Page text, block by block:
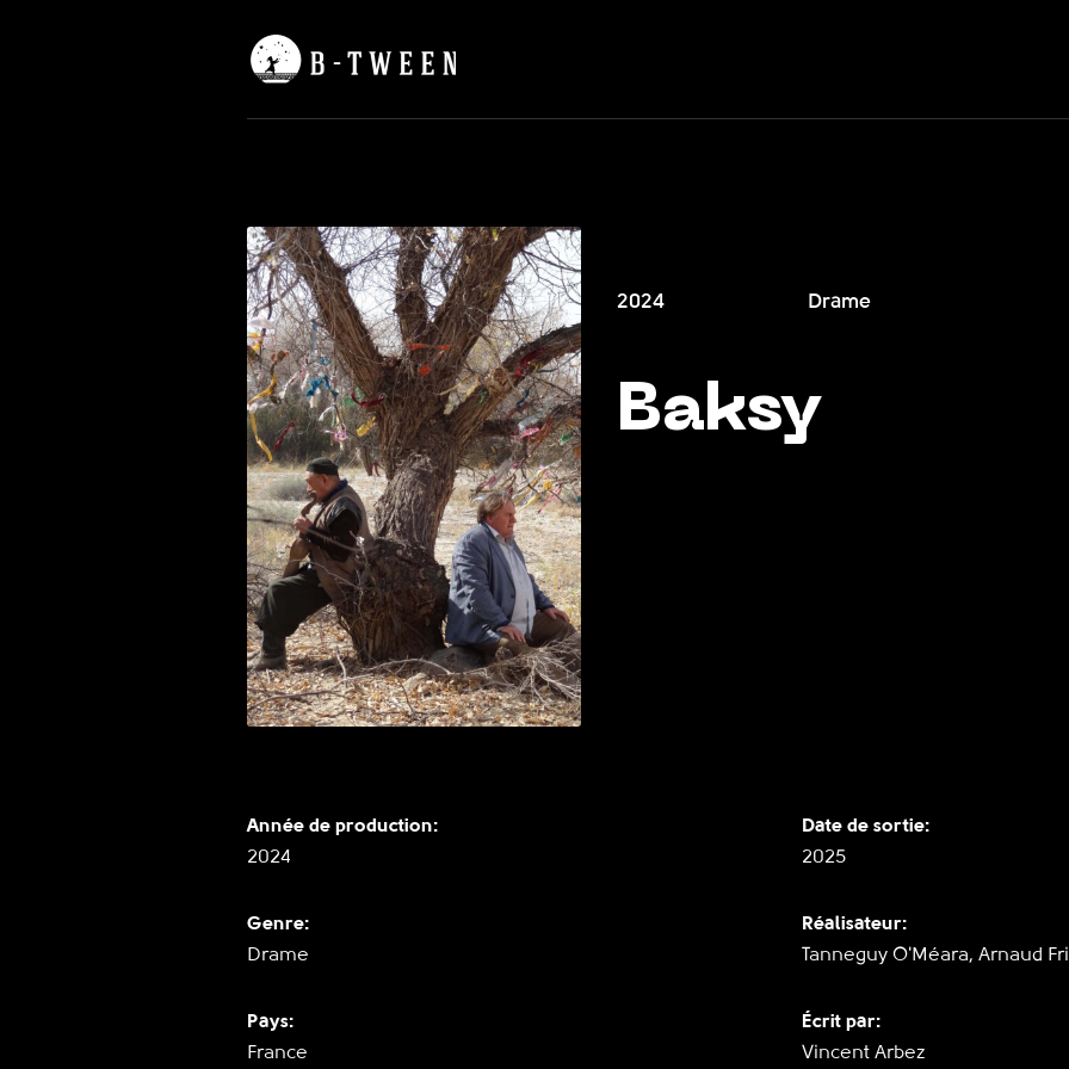
2024 Drame
Baksy
Année de production:
2024
Date de sortie:
2025
Genre:
Drame
Réalisateur:
Tanneguy O'Méara, Arnaud
Pays:
France
Écrit par:
Vincent Arbez